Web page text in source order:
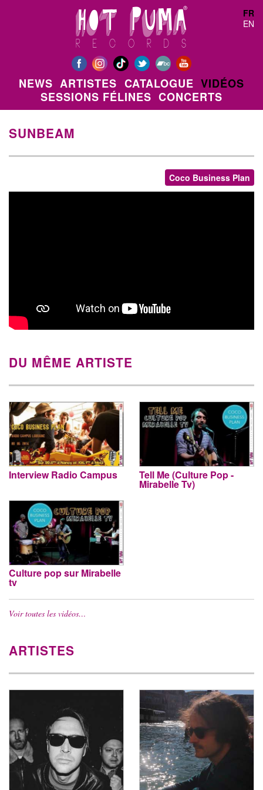
FR
EN
NEWS ARTISTES CATALOGUE VIDÉOS
SESSIONS FÉLINES CONCERTS
SUNBEAM
Coco Business Plan
DU MÊME ARTISTE
Interview Radio Campus Tell Me (Culture Pop -
Mirabelle Tv)
Culture pop sur Mirabelle
tv
Voir toutes les vidéos…
ARTISTES